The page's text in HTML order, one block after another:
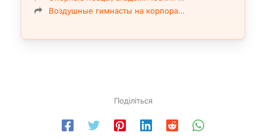
Воздушные гимнасты на корпора…
Поділіться